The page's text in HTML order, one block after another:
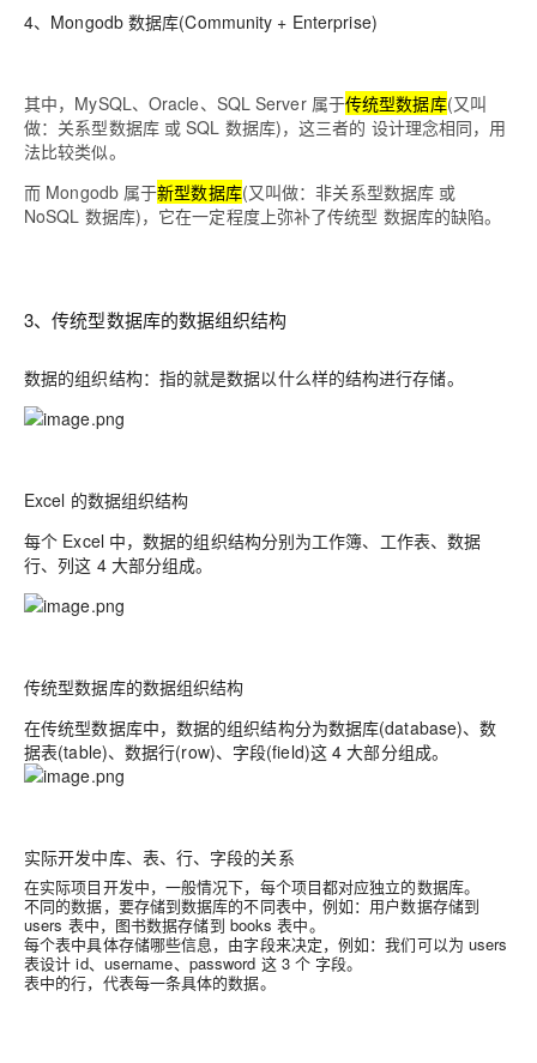
4、Mongodb 数据库(Community + Enterprise)
其中，MySQL、Oracle、SQL Server 属于传统型数据库(又叫
做：关系型数据库 或 SQL 数据库)，这三者的 设计理念相同，用
法比较类似。
而 Mongodb 属于新型数据库(又叫做：非关系型数据库 或
NoSQL 数据库)，它在一定程度上弥补了传统型 数据库的缺陷。
3、传统型数据库的数据组织结构
数据的组织结构：指的就是数据以什么样的结构进行存储。
Excel 的数据组织结构
每个 Excel 中，数据的组织结构分别为工作簿、工作表、数据
行、列这 4 大部分组成。
传统型数据库的数据组织结构
在传统型数据库中，数据的组织结构分为数据库(database)、数
据表(table)、数据行(row)、字段(field)这 4 大部分组成。
实际开发中库、表、行、字段的关系
在实际项目开发中，一般情况下，每个项目都对应独立的数据库。
不同的数据，要存储到数据库的不同表中，例如：用户数据存储到
users 表中，图书数据存储到 books 表中。
每个表中具体存储哪些信息，由字段来决定，例如：我们可以为 users
表设计 id、username、password 这 3 个 字段。
表中的行，代表每一条具体的数据。